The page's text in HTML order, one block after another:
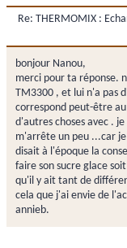
Re: THERMOMIX :
bonjour Nanou,
merci pour ta réponse.
TM3300 , et lui n'a pas
correspond peut-être
d'autres choses avec .
m'arrête un peu ...car
disait à l'époque la
faire son sucre glace
qu'il y ait tant de
cela que j'ai envie de
annieb.